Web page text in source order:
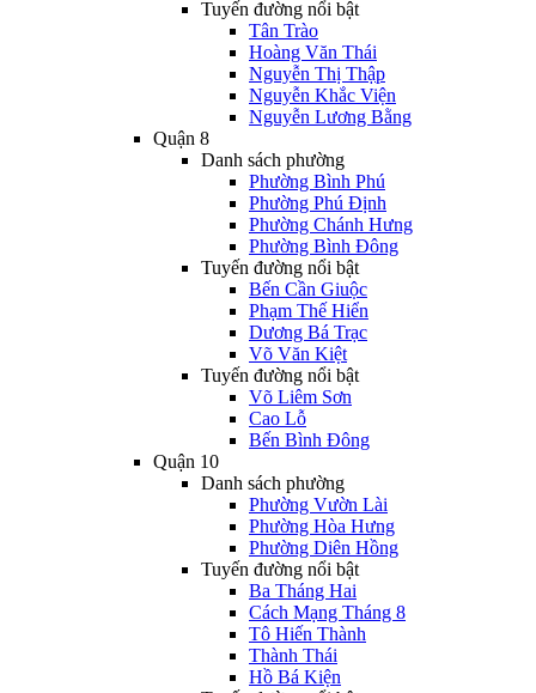
Tuyến đường nổi bật
Tân Trào
Hoàng Văn Thái
Nguyễn Thị Thập
Nguyễn Khắc Viện
Nguyễn Lương Bằng
Quận 8
Danh sách phường
Phường Bình Phú
Phường Phú Định
Phường Chánh Hưng
Phường Bình Đông
Tuyến đường nổi bật
Bến Cần Giuộc
Phạm Thế Hiển
Dương Bá Trạc
Võ Văn Kiệt
Tuyến đường nổi bật
Võ Liêm Sơn
Cao Lỗ
Bến Bình Đông
Quận 10
Danh sách phường
Phường Vườn Lài
Phường Hòa Hưng
Phường Diên Hồng
Tuyến đường nổi bật
Ba Tháng Hai
Cách Mạng Tháng 8
Tô Hiến Thành
Thành Thái
Hồ Bá Kiện